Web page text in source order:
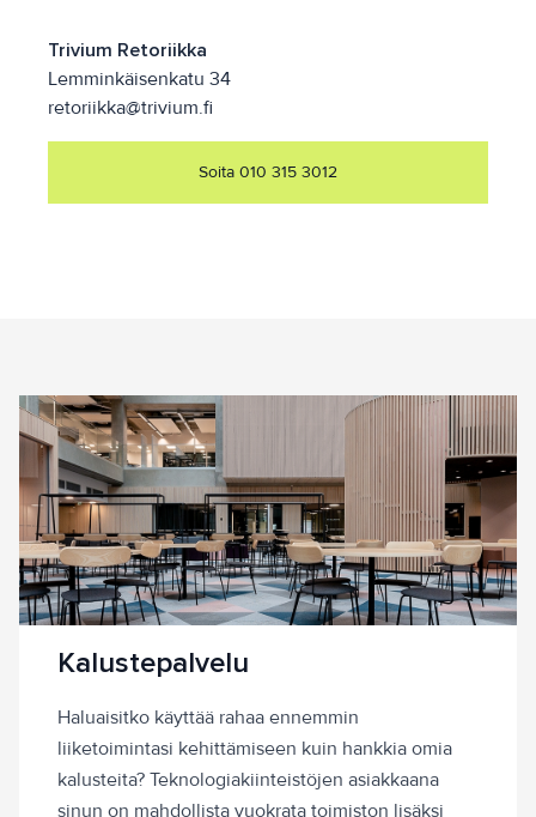
Trivium Retoriikka
Lemminkäisenkatu 34
retoriikka@trivium.fi
Soita 010 315 3012
Kalustepalvelu
Haluaisitko käyttää rahaa ennemmin
liiketoimintasi kehittämiseen kuin hankkia omia
kalusteita? Teknologiakiinteistöjen asiakkaana
sinun on mahdollista vuokrata toimiston lisäksi